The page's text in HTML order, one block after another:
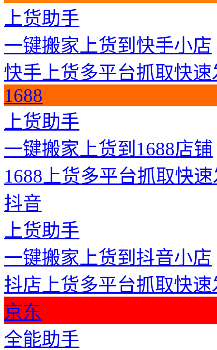
上货助手
一键搬家上货到快手小店
快手上货多平台抓取快速
1688
上货助手
一键搬家上货到1688店铺
1688上货多平台抓取快
抖音
上货助手
一键搬家上货到抖音小店
抖店上货多平台抓取快速
京东
全能助手